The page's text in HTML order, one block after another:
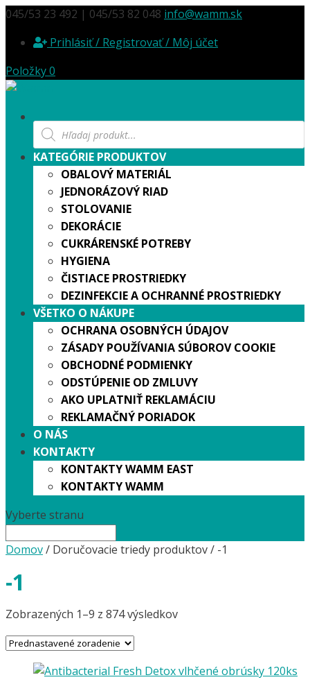
045/53 23 492 | 045/53 82 048 info@wamm.sk
Prihlásiť / Registrovať / Môj účet
Položky 0
Products
search
KATEGÓRIE PRODUKTOV
OBALOVÝ MATERIÁL
JEDNORÁZOVÝ RIAD
STOLOVANIE
DEKORÁCIE
CUKRÁRENSKÉ POTREBY
HYGIENA
ČISTIACE PROSTRIEDKY
DEZINFEKCIE A OCHRANNÉ PROSTRIEDKY
VŠETKO O NÁKUPE
OCHRANA OSOBNÝCH ÚDAJOV
ZÁSADY POUŽÍVANIA SÚBOROV COOKIE
OBCHODNÉ PODMIENKY
ODSTÚPENIE OD ZMLUVY
AKO UPLATNIŤ REKLAMÁCIU
REKLAMAČNÝ PORIADOK
O NÁS
KONTAKTY
KONTAKTY WAMM EAST
KONTAKTY WAMM
Vyberte stranu
Domov/ Doručovacie triedy produktov / -1
-1
Zobrazených 1–9 z 874 výsledkov